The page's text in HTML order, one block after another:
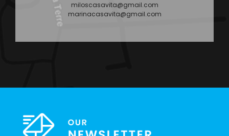
miloscasavita@gmail.com
marinacasavita@gmail.com